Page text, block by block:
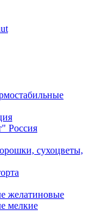
Россия
сухоцветы,
желатиновые
мелкие